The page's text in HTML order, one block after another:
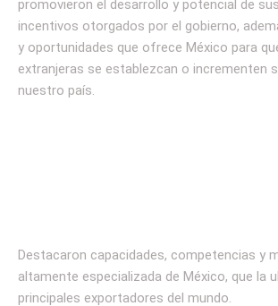
promovieron el desarrollo y potencial de
incentivos otorgados por el gobierno,
y oportunidades que ofrece México para
extranjeras se establezcan o incrementen
nuestro país.
Destacaron capacidades, competencias y
altamente especializada de México, que la
principales exportadores del mundo.